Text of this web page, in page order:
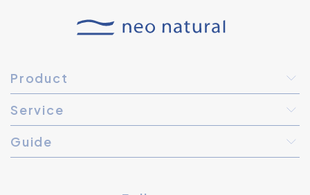
Product
Service
Guide